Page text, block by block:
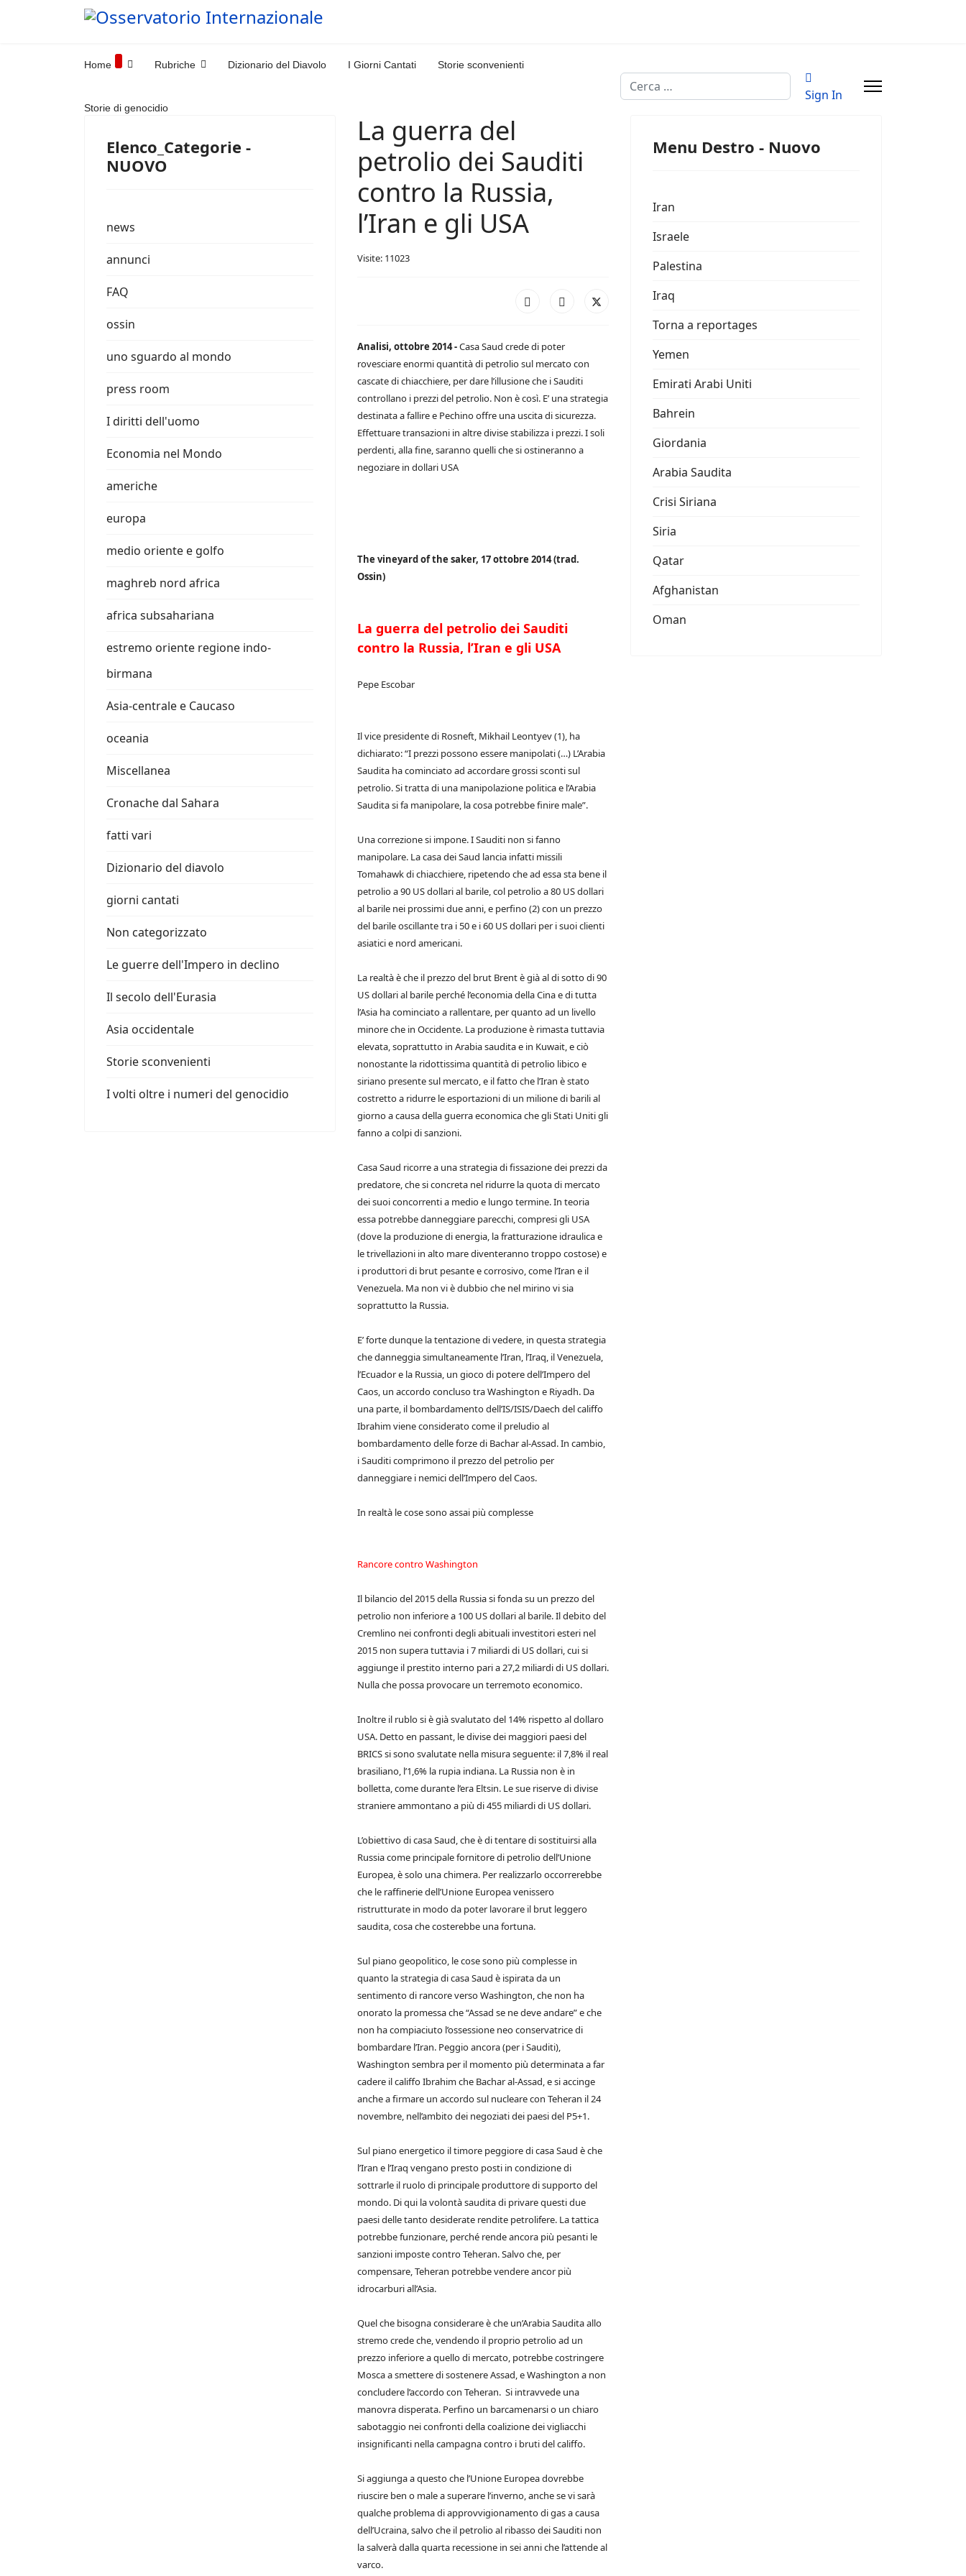
Home Rubriche Dizionario del Diavolo I Giorni Cantati Storie sconvenienti
Storie di genocidio
Cerca
Sign In
Elenco_Categorie -
NUOVO
news
annunci
FAQ
ossin
uno sguardo al mondo
press room
I diritti dell'uomo
Economia nel Mondo
americhe
europa
medio oriente e golfo
maghreb nord africa
africa subsahariana
estremo oriente regione indo-
birmana
Asia-centrale e Caucaso
oceania
Miscellanea
Cronache dal Sahara
fatti vari
Dizionario del diavolo
giorni cantati
Non categorizzato
Le guerre dell'Impero in declino
Il secolo dell'Eurasia
Asia occidentale
Storie sconvenienti
I volti oltre i numeri del genocidio
La guerra del
petrolio dei Sauditi
contro la Russia,
l’Iran e gli USA
Visite: 11023
Analisi, ottobre 2014 -Casa Saud crede di poter
rovesciare enormi quantità di petrolio sul mercato con
cascate di chiacchiere, per dare l’illusione che i Sauditi
controllano i prezzi del petrolio. Non è così. E’ una strategia
destinata a fallire e Pechino offre una uscita di sicurezza.
Effettuare transazioni in altre divise stabilizza i prezzi. I soli
perdenti, alla fine, saranno quelli che si ostineranno a
negoziare in dollari USA
The vineyard of the saker, 17 ottobre 2014 (trad.
Ossin)
La guerra del petrolio dei Sauditi
contro la Russia, l’Iran e gli USA
Pepe Escobar
Il vice presidente di Rosneft, Mikhail Leontyev (1), ha
dichiarato: “I prezzi possono essere manipolati (…) L’Arabia
Saudita ha cominciato ad accordare grossi sconti sul
petrolio. Si tratta di una manipolazione politica e l’Arabia
Saudita si fa manipolare, la cosa potrebbe finire male”.
Una correzione si impone. I Sauditi non si fanno
manipolare. La casa dei Saud lancia infatti missili
Tomahawk di chiacchiere, ripetendo che ad essa sta bene il
petrolio a 90 US dollari al barile, col petrolio a 80 US dollari
al barile nei prossimi due anni, e perfino (2) con un prezzo
del barile oscillante tra i 50 e i 60 US dollari per i suoi clienti
asiatici e nord americani.
La realtà è che il prezzo del brut Brent è già al di sotto di 90
US dollari al barile perché l’economia della Cina e di tutta
l’Asia ha cominciato a rallentare, per quanto ad un livello
minore che in Occidente. La produzione è rimasta tuttavia
elevata, soprattutto in Arabia saudita e in Kuwait, e ciò
nonostante la ridottissima quantità di petrolio libico e
siriano presente sul mercato, e il fatto che l’Iran è stato
costretto a ridurre le esportazioni di un milione di barili al
giorno a causa della guerra economica che gli Stati Uniti gli
fanno a colpi di sanzioni.
Casa Saud ricorre a una strategia di fissazione dei prezzi da
predatore, che si concreta nel ridurre la quota di mercato
dei suoi concorrenti a medio e lungo termine. In teoria
essa potrebbe danneggiare parecchi, compresi gli USA
(dove la produzione di energia, la fratturazione idraulica e
le trivellazioni in alto mare diventeranno troppo costose) e
i produttori di brut pesante e corrosivo, come l’Iran e il
Venezuela. Ma non vi è dubbio che nel mirino vi sia
soprattutto la Russia.
E’ forte dunque la tentazione di vedere, in questa strategia
che danneggia simultaneamente l’Iran, l’Iraq, il Venezuela,
l’Ecuador e la Russia, un gioco di potere dell’Impero del
Caos, un accordo concluso tra Washington e Riyadh. Da
una parte, il bombardamento dell’IS/ISIS/Daech del califfo
Ibrahim viene considerato come il preludio al
bombardamento delle forze di Bachar al-Assad. In cambio,
i Sauditi comprimono il prezzo del petrolio per
danneggiare i nemici dell’Impero del Caos.
In realtà le cose sono assai più complesse
Rancore contro Washington
Il bilancio del 2015 della Russia si fonda su un prezzo del
petrolio non inferiore a 100 US dollari al barile. Il debito del
Cremlino nei confronti degli abituali investitori esteri nel
2015 non supera tuttavia i 7 miliardi di US dollari, cui si
aggiunge il prestito interno pari a 27,2 miliardi di US dollari.
Nulla che possa provocare un terremoto economico.
Inoltre il rublo si è già svalutato del 14% rispetto al dollaro
USA. Detto en passant, le divise dei maggiori paesi del
BRICS si sono svalutate nella misura seguente: il 7,8% il real
brasiliano, l’1,6% la rupia indiana. La Russia non è in
bolletta, come durante l’era Eltsin. Le sue riserve di divise
straniere ammontano a più di 455 miliardi di US dollari.
L’obiettivo di casa Saud, che è di tentare di sostituirsi alla
Russia come principale fornitore di petrolio dell’Unione
Europea, è solo una chimera. Per realizzarlo occorrerebbe
che le raffinerie dell’Unione Europea venissero
ristrutturate in modo da poter lavorare il brut leggero
saudita, cosa che costerebbe una fortuna.
Sul piano geopolitico, le cose sono più complesse in
quanto la strategia di casa Saud è ispirata da un
sentimento di rancore verso Washington, che non ha
onorato la promessa che “Assad se ne deve andare” e che
non ha compiaciuto l’ossessione neo conservatrice di
bombardare l’Iran. Peggio ancora (per i Sauditi),
Washington sembra per il momento più determinata a far
cadere il califfo Ibrahim che Bachar al-Assad, e si accinge
anche a firmare un accordo sul nucleare con Teheran il 24
novembre, nell’ambito dei negoziati dei paesi del P5+1.
Sul piano energetico il timore peggiore di casa Saud è che
l’Iran e l’Iraq vengano presto posti in condizione di
sottrarle il ruolo di principale produttore di supporto del
mondo. Di qui la volontà saudita di privare questi due
paesi delle tanto desiderate rendite petrolifere. La tattica
potrebbe funzionare, perché rende ancora più pesanti le
sanzioni imposte contro Teheran. Salvo che, per
compensare, Teheran potrebbe vendere ancor più
idrocarburi all’Asia.
Quel che bisogna considerare è che un’Arabia Saudita allo
stremo crede che, vendendo il proprio petrolio ad un
prezzo inferiore a quello di mercato, potrebbe costringere
Mosca a smettere di sostenere Assad, e Washington a non
concludere l’accordo con Teheran. Si intravvede una
manovra disperata. Perfino un barcamenarsi o un chiaro
sabotaggio nei confronti della coalizione dei vigliacchi
insignificanti nella campagna contro i bruti del califfo.
Si aggiunga a questo che l’Unione Europea dovrebbe
riuscire ben o male a superare l’inverno, anche se vi sarà
qualche problema di approvvigionamento di gas a causa
dell’Ucraina, salvo che il petrolio al ribasso dei Sauditi non
la salverà dalla quarta recessione in sei anni che l’attende al
varco.
Menu Destro - Nuovo
Iran
Israele
Palestina
Iraq
Torna a reportages
Yemen
Emirati Arabi Uniti
Bahrein
Giordania
Arabia Saudita
Crisi Siriana
Siria
Qatar
Afghanistan
Oman